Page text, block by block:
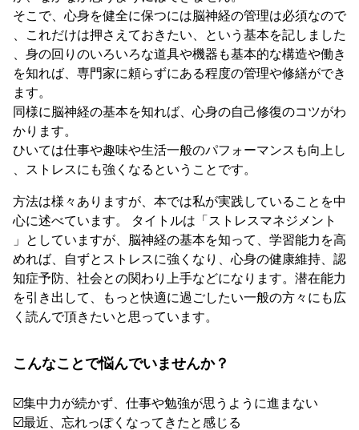
そこで、心身を健全に保つには脳神経の管理は必須なので
、これだけは押さえておきたい、という基本を記しました
、身の回りのいろいろな道具や機器も基本的な構造や働き
を知れば、専門家に頼らずにある程度の管理や修繕ができ
ます。
同様に脳神経の基本を知れば、心身の自己修復のコツがわ
かります。
ひいては仕事や趣味や生活一般のパフォーマンスも向上し
、ストレスにも強くなるということです。
方法は様々ありますが、本では私が実践していることを中
心に述べています。 タイトルは「ストレスマネジメント
」としていますが、脳神経の基本を知って、学習能力を高
めれば、自ずとストレスに強くなり、心身の健康維持、認
知症予防、社会との関わり上手などになります。潜在能力
を引き出して、もっと快適に過ごしたい一般の方々にも広
く読んで頂きたいと思っています。
こんなことで悩んでいませんか？
☑️集中力が続かず、仕事や勉強が思うように進まない
☑️最近、忘れっぽくなってきたと感じる